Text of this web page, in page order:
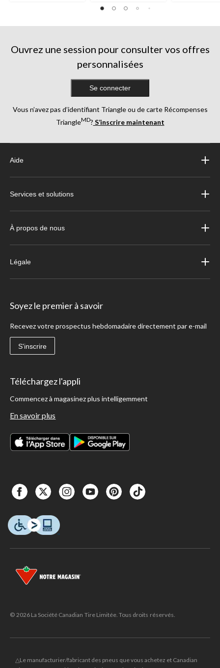
Ouvrez une session pour consulter vos offres
personnalisées
Se connecter
Vous n’avez pas d’identifiant Triangle ou de carte Récompenses
TriangleMD? S’inscrire maintenant
Aide
Services et solutions
À propos de nous
Légale
Soyez le premier à savoir
Recevez votre prospectus hebdomadaire directement par e-mail
S'inscrire
Téléchargez l'appli
Commencez à magasinez plus intelligemment
En savoir plus
© 2026 La Société Canadian Tire Limitée. Tous droits réservés.
△Le manufacturier/fabricant des pneus que vous achetez et Canadian